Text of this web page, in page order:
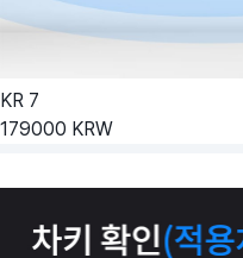
KR 7
179000 KRW